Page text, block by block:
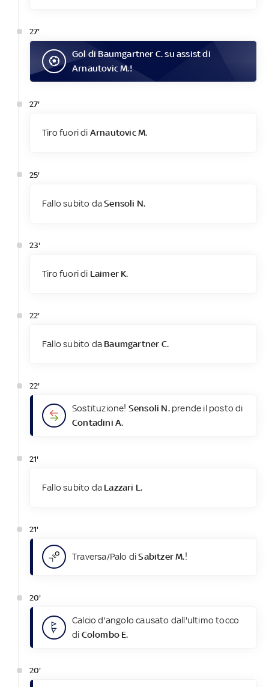
27'
Gol di Baumgartner C.su assist di
Arnautovic M.!
27'
Tiro fuori di Arnautovic M.
25'
Fallo subito daSensoli N.
23'
Tiro fuori di Laimer K.
22'
Fallo subito da Baumgartner C.
22'
Sostituzione! Sensoli N.prende il posto di
Contadini A.
21'
Fallo subito da Lazzari L.
21'
Traversa/Palo diSabitzer M.!
20'
Calcio d'angolo causato dall'ultimo tocco
di Colombo E.
20'